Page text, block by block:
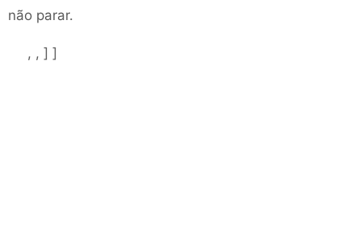
não parar.
, , ] ]